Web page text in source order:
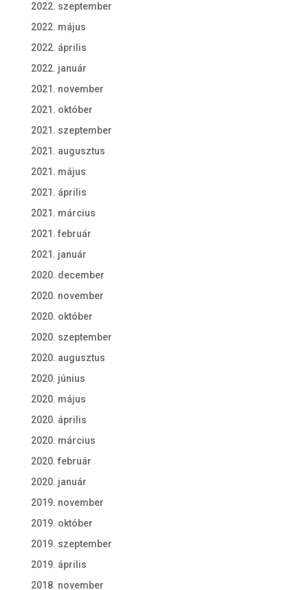
2022. szeptember
2022. május
2022. április
2022. január
2021. november
2021. október
2021. szeptember
2021. augusztus
2021. május
2021. április
2021. március
2021. február
2021. január
2020. december
2020. november
2020. október
2020. szeptember
2020. augusztus
2020. június
2020. május
2020. április
2020. március
2020. február
2020. január
2019. november
2019. október
2019. szeptember
2019. április
2018. november